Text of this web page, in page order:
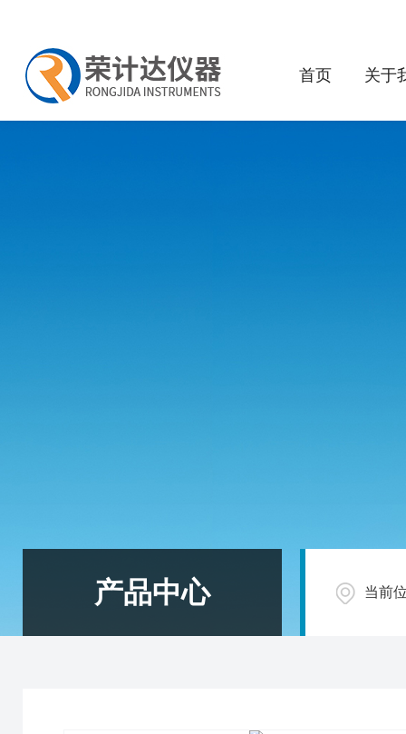
首页 关于
产品中心 当前